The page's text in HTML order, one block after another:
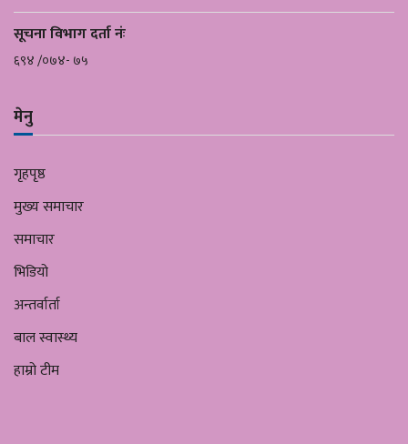
सूचना विभाग दर्ता नंः
६९४ /०७४- ७५
मेनु
गृहपृष्ठ
मुख्य समाचार
समाचार
भिडियो
अन्तर्वार्ता
बाल स्वास्थ्य
हाम्रो टीम